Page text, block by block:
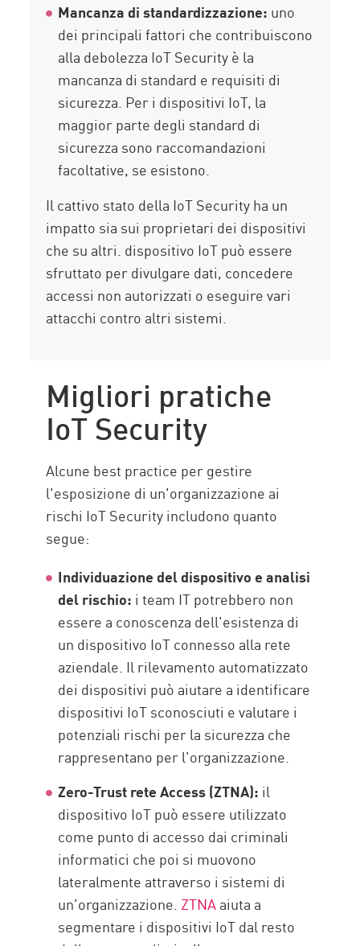
Mancanza di standardizzazione: uno
dei principali fattori che contribuiscono
alla debolezza IoT Security è la
mancanza di standard e requisiti di
sicurezza. Per i dispositivi IoT, la
maggior parte degli standard di
sicurezza sono raccomandazioni
facoltative, se esistono.
Il cattivo stato della IoT Security ha un
impatto sia sui proprietari dei dispositivi
che su altri. dispositivo IoT può essere
sfruttato per divulgare dati, concedere
accessi non autorizzati o eseguire vari
attacchi contro altri sistemi.
Migliori pratiche
IoT Security
Alcune best practice per gestire
l'esposizione di un'organizzazione ai
rischi IoT Security includono quanto
segue:
Individuazione del dispositivo e analisi
del rischio: i team IT potrebbero non
essere a conoscenza dell'esistenza di
un dispositivo IoT connesso alla rete
aziendale. Il rilevamento automatizzato
dei dispositivi può aiutare a identificare
dispositivi IoT sconosciuti e valutare i
potenziali rischi per la sicurezza che
rappresentano per l'organizzazione.
Zero-Trust rete Access (ZTNA): il
dispositivo IoT può essere utilizzato
come punto di accesso dai criminali
informatici che poi si muovono
lateralmente attraverso i sistemi di
un'organizzazione. ZTNAaiuta a
segmentare i dispositivi IoT dal resto